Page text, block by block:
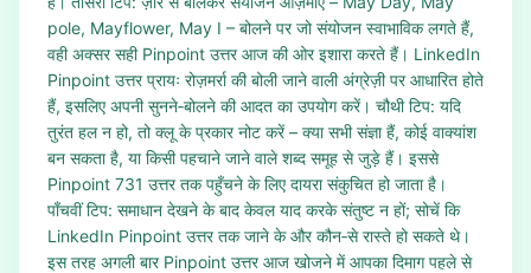
pole, Mayflower, May I – बोलने पर जो संयोजन स्वाभाविक लगते हैं,
वही अक्सर सही Pinpoint उत्तर आज की ओर इशारा करते हैं। LinkedIn
Pinpoint उत्तर प्रायः रोज़मर्रा की बोली जाने वाली अंग्रेज़ी पर आधारित होते
हैं, इसलिए अपनी सुनने‑बोलने की आदत का उपयोग करें। चौथी टिप: यदि
तुरंत हल न हो, तो क्लू के प्रकार नोट करें – क्या सभी संज्ञा हैं, कोई वाक्यांश
बन सकता है, या किसी पहचाने जाने वाले शब्द समूह से जुड़े हैं। इससे
Pinpoint 731 उत्तर तक पहुँचने के लिए दायरा संकुचित हो जाता है।
पाँचवीं टिप: समाधान देखने के बाद केवल याद करके संतुष्ट न हों; सोचें कि
LinkedIn Pinpoint उत्तर तक जाने के और कौन‑से रास्ते हो सकते थे।
इस तरह अगली बार Pinpoint उत्तर आज खोजने में आपका दिमाग पहले से